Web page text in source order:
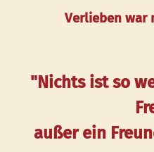
Verlieben war
"Nichts ist so
außer ein